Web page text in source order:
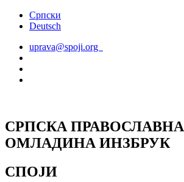
СкочитеСрпски
Deutsch
uprava@spoji.org
СРПСКА ПРАВОСЛАВНА
ОМЛАДИНА ИНЗБРУК
СПОЈИ